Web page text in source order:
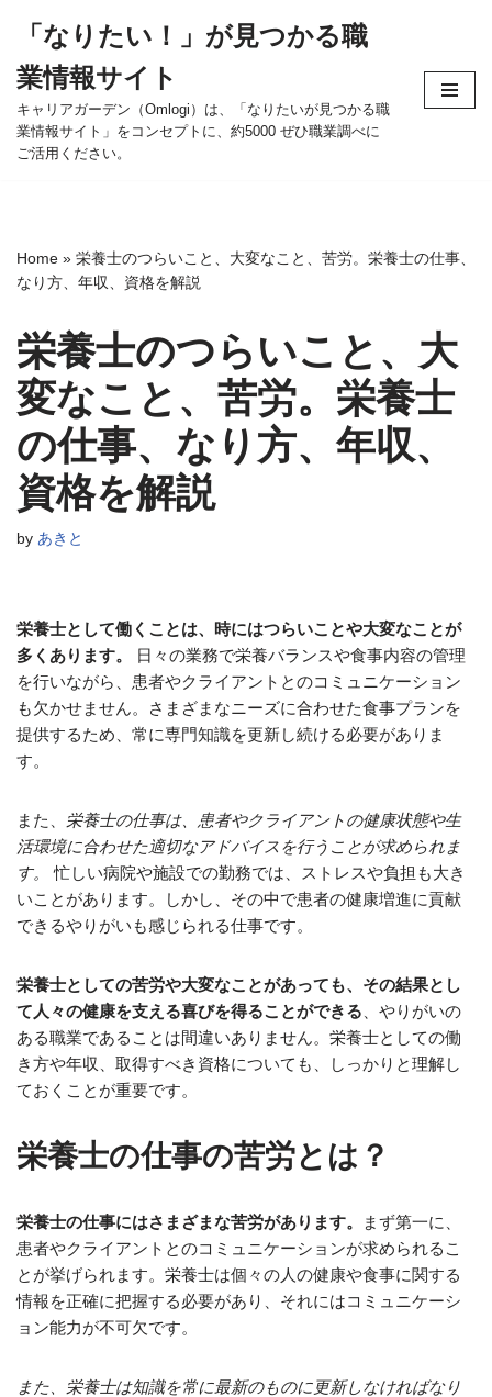
ン
テ
ン
ツ
ッ
プ
「なりたい！」が見つかる職
業情報サイト
キャリアガーデン（Omlogi）は、「なりたいが見つかる職
業情報サイト」をコンセプトに、約5000 ぜひ職業調べに
ご活用ください。
Home » 栄養士のつらいこと、大変なこと、苦労。栄養士の仕事、
なり方、年収、資格を解説
栄養士のつらいこと、大
変なこと、苦労。栄養士
の仕事、なり方、年収、
資格を解説
by あきと
栄養士として働くことは、時にはつらいことや大変なことが
多くあります。
日々の業務で栄養バランスや食事内容の管理
を行いながら、患者やクライアントとのコミュニケーション
も欠かせません。さまざまなニーズに合わせた食事プランを
提供するため、常に専門知識を更新し続ける必要がありま
す。
また、
栄養士の仕事は、患者やクライアントの健康状態や生
活環境に合わせた適切なアドバイスを行うことが求められま
す。
忙しい病院や施設での勤務では、ストレスや負担も大き
いことがあります。しかし、その中で患者の健康増進に貢献
できるやりがいも感じられる仕事です。
栄養士としての苦労や大変なことがあっても、その結果とし
て人々の健康を支える喜びを得ることができる 、やりがいの
ある職業であることは間違いありません。栄養士としての働
き方や年収、取得すべき資格についても、しっかりと理解し
ておくことが重要です。
栄養士の仕事の苦労とは？
栄養士の仕事にはさまざまな苦労があります。
まず第一に、
患者やクライアントとのコミュニケーションが求められるこ
とが挙げられます。栄養士は個々の人の健康や食事に関する
情報を正確に把握する必要があり、それにはコミュニケーシ
ョン能力が不可欠です。
また、栄養士は知識を常に最新のものに更新しなければなり